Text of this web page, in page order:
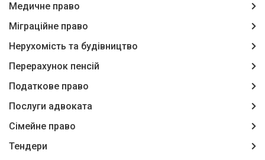
Медичне право
Міграційне право
Нерухомість та будівництво
Перерахунок пенсій
Податкове право
Послуги адвоката
Сімейне право
Тендери